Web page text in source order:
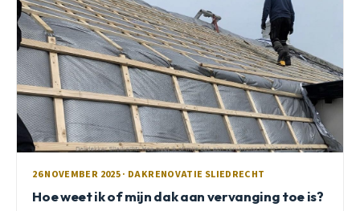
26 NOVEMBER 2025 · DAKRENOVATIE SLIEDRECHT
Hoe weet ik of mijn dak aan vervanging toe is?